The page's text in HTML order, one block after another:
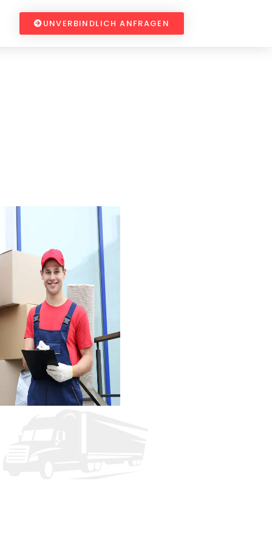
UNVERBINDLICH ANFRAGEN